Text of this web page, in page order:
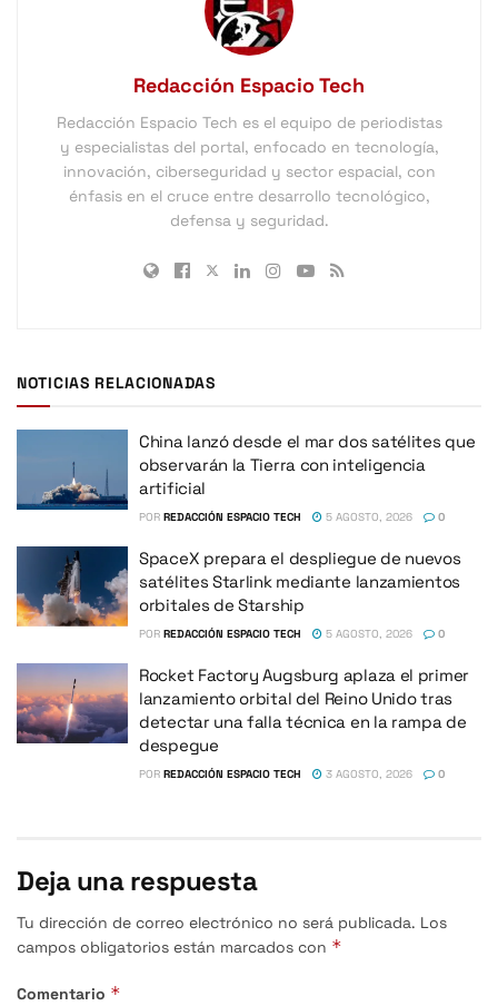
Redacción Espacio Tech
Redacción Espacio Tech es el equipo de periodistas
y especialistas del portal, enfocado en tecnología,
innovación, ciberseguridad y sector espacial, con
énfasis en el cruce entre desarrollo tecnológico,
defensa y seguridad.
NOTICIAS RELACIONADAS
China lanzó desde el mar dos satélites que
observarán la Tierra con inteligencia
artificial
POR REDACCIÓN ESPACIO TECH 5 AGOSTO, 2026 0
SpaceX prepara el despliegue de nuevos
satélites Starlink mediante lanzamientos
orbitales de Starship
POR REDACCIÓN ESPACIO TECH 5 AGOSTO, 2026 0
Rocket Factory Augsburg aplaza el primer
lanzamiento orbital del Reino Unido tras
detectar una falla técnica en la rampa de
despegue
POR REDACCIÓN ESPACIO TECH 3 AGOSTO, 2026 0
Deja una respuesta
Tu dirección de correo electrónico no será publicada. Los
campos obligatorios están marcados con *
Comentario *